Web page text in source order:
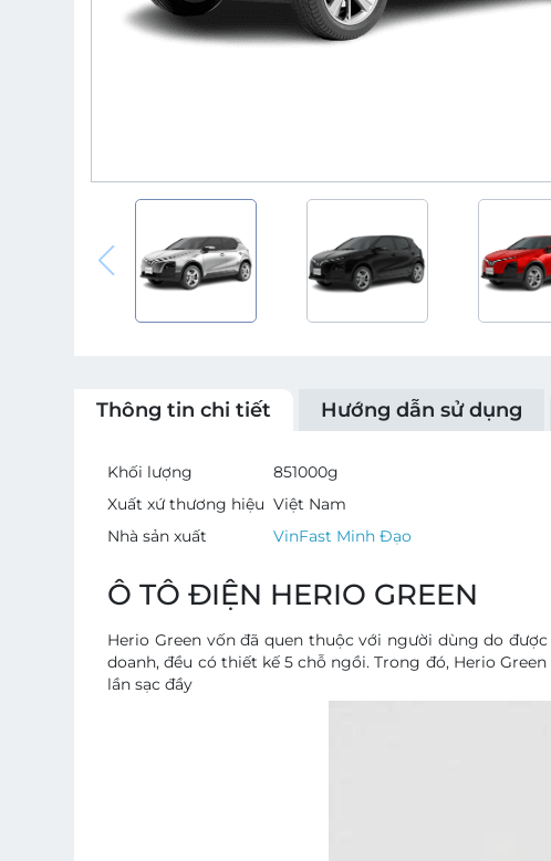
Thông tin chi tiết Hướng dẫn sử dụng
Khối lượng 851000g
Xuất xứ thương hiệu Việt Nam
Nhà sản xuất
VinFast Minh Đạo
Ô TÔ ĐIỆN HERIO GREEN
Herio Green vốn đã quen thuộc với người dùng do
doanh, đều có thiết kế 5 chỗ ngồi. Trong đó, Herio
lần sạc đầy